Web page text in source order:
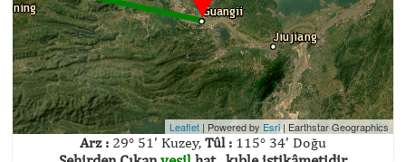
Leaflet | Powered by Esri| Earthstar Geographics
Arz : 29° 51' Kuzey, Tûl : 115° 34' Doğu